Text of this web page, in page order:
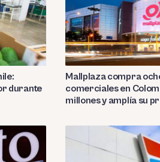
durante
Mallplaza compra
comerciales en
millones y amplía su